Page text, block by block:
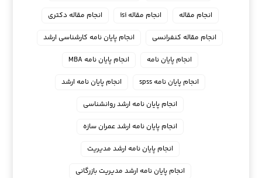
انجام مقاله
انجام مقاله isi
انجام مقاله دکتری
انجام مقاله کنفرانسی
انجام پايان نامه كارشناسي ارشد
انجام پایان نامه
انجام پایان نامه MBA
انجام پایان نامه spss
انجام پایان نامه ارشد
انجام پایان نامه ارشد روانشناسی
انجام پایان نامه ارشد عمران سازه
انجام پایان نامه ارشد مدیریت
انجام پایان نامه ارشد مدیریت بازرگانی